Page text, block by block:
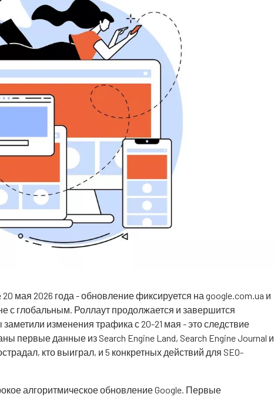
20 мая 2026 года - обновление фиксируется на google.com.ua и
с глобальным. Роллаут продолжается и завершится
изменения трафика с 20-21 мая - это следствие
первые данные из Search Engine Land, Search Engine Journal и
кто выиграл, и 5 конкретных действий для SEO-
алгоритмическое обновление Google. Первые